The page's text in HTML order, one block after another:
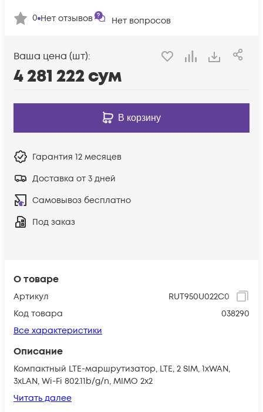
О товаре
Артикул
RUT950U022C0
Код товара
038290
Все характеристики
Описание
Компактный LTE-маршрутизатор, LTE, 2 SIM, 1xWAN,
3xLAN, Wi-Fi 802.11b/g/n, MIMO 2x2
Читать далее
0 Нет отзывов Нет вопросов
Ваша цена (шт):
4 281 222сум
В корзину
Гарантия 12 месяцев
Доставка от 3 дней
Самовывоз бесплатно
Под заказ